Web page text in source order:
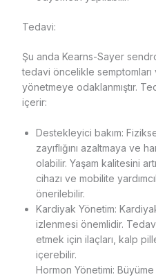
Tedavi:
Şu anda Kearns-Sayer
tedavi öncelikle semptomları
yönetmeye odaklanmıştır.
içerir:
Destekleyici bakım:
zayıflığını azaltmaya ve
olabilir. Yaşam kalitesini
cihazı ve mobilite
önerilebilir.
Kardiyak Yönetim:
izlenmesi önemlidir.
etmek için ilaçları, kalp
içerebilir.
Hormon Yönetimi: